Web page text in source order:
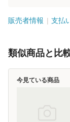
販売者情報 支払
類似商品と比
今見ている商品